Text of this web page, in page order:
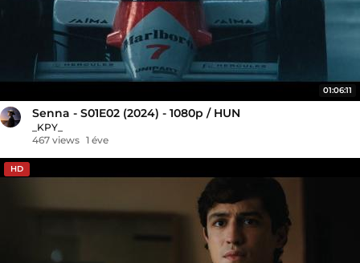
01:06:11
Senna - S01E02 (2024) - 1080p / HUN
_KPY_
467 views 1 éve
HD